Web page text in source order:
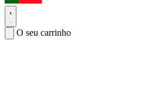
O seu carrinho